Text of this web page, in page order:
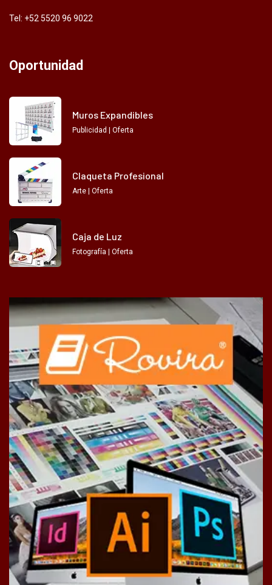
Tel: +52 5520 96 9022
Oportunidad
Muros Expandibles
Publicidad | Oferta
Claqueta Profesional
Arte | Oferta
Caja de Luz
Fotografía | Oferta